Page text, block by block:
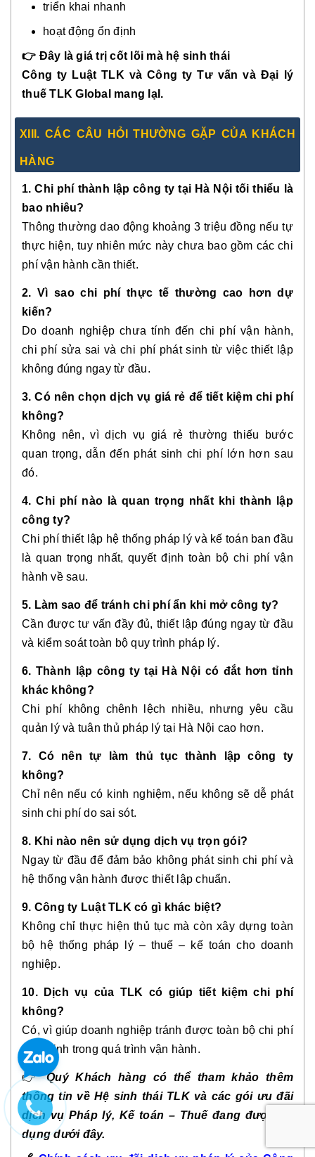
triển khai nhanh
hoạt động ổn định
👉 Đây là giá trị cốt lõi mà hệ sinh thái
Công ty Luật TLK và Công ty Tư vấn và Đại lý
thuế TLK Global mang lạI.
XII I. CÁC CÂU HỎI THƯỜNG GẶP CỦA KHÁCH
HÀNG
1. Chi phí thành lập công ty tại Hà Nội tối thiểu là
bao nhiêu?
Thông thường dao động khoảng 3 triệu đồng nếu tự
thực hiện, tuy nhiên mức này chưa bao gồm các chi
phí vận hành cần thiết.
2. Vì sao chi phí thực tế thường cao hơn dự
kiến?
Do doanh nghiệp chưa tính đến chi phí vận hành,
chi phí sửa sai và chi phí phát sinh từ việc thiết lập
không đúng ngay từ đầu.
3. Có nên chọn dịch vụ giá rẻ để tiết kiệm chi phí
không?
Không nên, vì dịch vụ giá rẻ thường thiếu bước
quan trọng, dẫn đến phát sinh chi phí lớn hơn sau
đó.
4. Chi phí nào là quan trọng nhất khi thành lập
công ty?
Chi phí thiết lập hệ thống pháp lý và kế toán ban đầu
là quan trọng nhất, quyết định toàn bộ chi phí vận
hành về sau.
5. Làm sao để tránh chi phí ẩn khi mở công ty?
Cần được tư vấn đầy đủ, thiết lập đúng ngay từ đầu
và kiểm soát toàn bộ quy trình pháp lý.
6. Thành lập công ty tại Hà Nội có đắt hơn tỉnh
khác không?
Chi phí không chênh lệch nhiều, nhưng yêu cầu
quản lý và tuân thủ pháp lý tại Hà Nội cao hơn.
7. Có nên tự làm thủ tục thành lập công ty
không?
Chỉ nên nếu có kinh nghiệm, nếu không sẽ dễ phát
sinh chi phí do sai sót.
8. Khi nào nên sử dụng dịch vụ trọn gói?
Ngay từ đầu để đảm bảo không phát sinh chi phí và
hệ thống vận hành được thiết lập chuẩn.
9. Công ty Luật TLK có gì khác biệt?
Không chỉ thực hiện thủ tục mà còn xây dựng toàn
bộ hệ thống pháp lý – thuế – kế toán cho doanh
nghiệp.
10. Dịch vụ của TLK có giúp tiết kiệm chi phí
không?
Có, vì giúp doanh nghiệp tránh được toàn bộ chi phí
phát sinh trong quá trình vận hành.
👉 Quý Khách hàng có thể tham khảo thêm
thông tin về Hệ sinh thái TLK và các gói ưu đãi
dịch vụ Pháp lý, Kế toán – Thuế đang được áp
dụng dưới đây.